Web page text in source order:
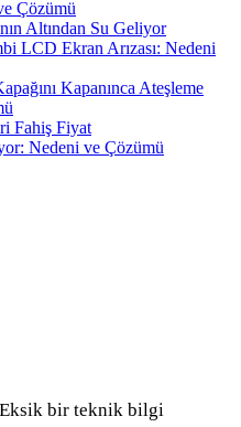
Çözümü
Altından Su Geliyor
LCD Ekran Arızası: Nedeni
Kapanınca Ateşleme
Fahiş Fiyat
Nedeni ve Çözümü
Eksik bir teknik bilgi